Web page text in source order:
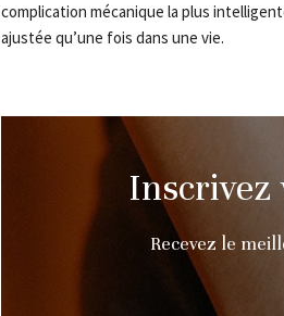
complication mécanique la plus
ajustée qu’une fois dans une vie.
Inscrivez
Recevez le